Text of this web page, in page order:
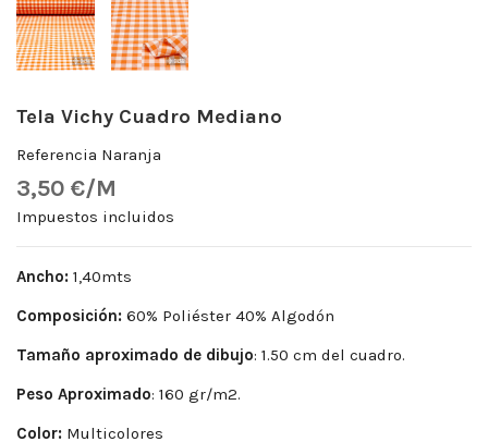
Tela Vichy Cuadro Mediano
Referencia Naranja
3,50 €/M
Impuestos incluidos
Ancho: 1,40mts
Composición: 60% Poliéster 40% Algodón
Tamaño aproximado de dibujo: 1.50 cm del cuadro.
Peso Aproximado: 160 gr/m2.
Color: Multicolores